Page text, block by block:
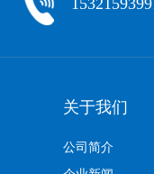
关于我们
公司简介